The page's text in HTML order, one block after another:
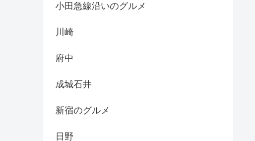
小田急線沿いのグルメ
川崎
府中
成城石井
新宿のグルメ
日野